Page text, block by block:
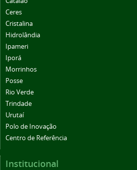
Ceres
Cristalina
Hidrolândia
Ipameri
Iporá
Morrinhos
Posse
Rio Verde
Trindade
Urutaí
Polo de Inovação
Centro de Referência
Institucional